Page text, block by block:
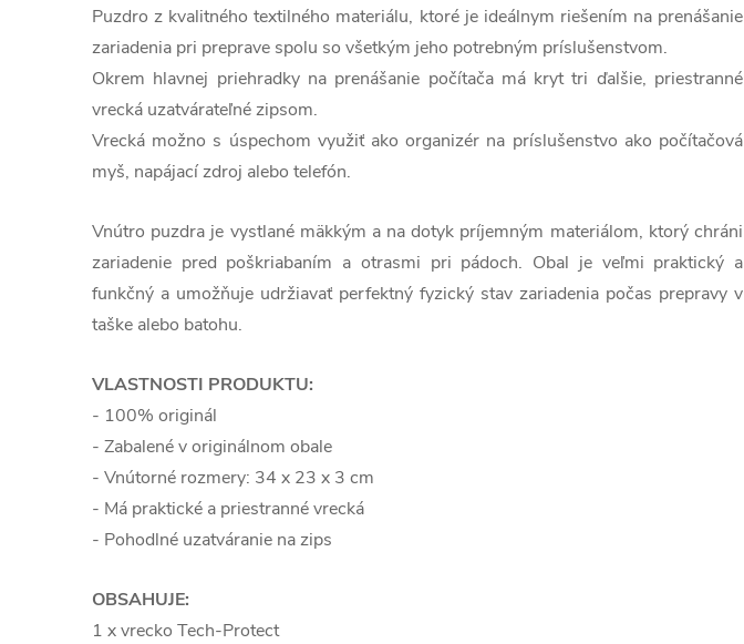
Puzdro z kvalitného textilného materiálu, ktoré je ideálnym riešením na prenášanie
zariadenia pri preprave spolu so všetkým jeho potrebným príslušenstvom.
Okrem hlavnej priehradky na prenášanie počítača má kryt tri ďalšie, priestranné
vrecká uzatvárateľné zipsom.
Vrecká možno s úspechom využiť ako organizér na príslušenstvo ako počítačová
myš, napájací zdroj alebo telefón.
Vnútro puzdra je vystlané mäkkým a na dotyk príjemným materiálom, ktorý chráni
zariadenie pred poškriabaním a otrasmi pri pádoch. Obal je veľmi praktický a
funkčný a umožňuje udržiavať perfektný fyzický stav zariadenia počas prepravy v
taške alebo batohu.
VLASTNOSTI PRODUKTU:
- 100% originál
- Zabalené v originálnom obale
- Vnútorné rozmery: 34 x 23 x 3 cm
- Má praktické a priestranné vrecká
- Pohodlné uzatváranie na zips
OBSAHUJE:
1 x vrecko Tech-Protect